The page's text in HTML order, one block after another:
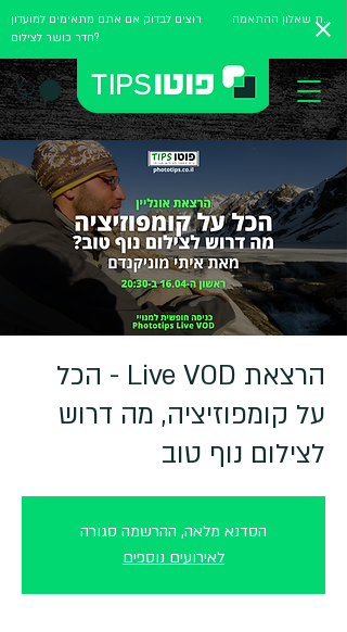
רוצים לבדוק אם אתם מתאימים למועדון
חדר כושר לצילום?
מלאו את שאלון ההתאמה
הרצאת Live VOD - הכל
על קומפוזיציה, מה דרוש
לצילום נוף טוב
הסדנא מלאה, ההרשמה סגורה
לאירועים נוספים